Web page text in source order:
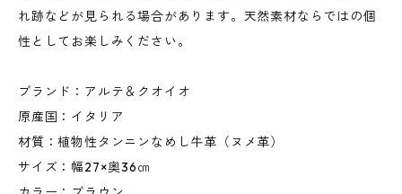
れ跡などが見られる場合があります。天然素材ならではの個
性としてお楽しみください。
ブランド：アルテ＆クオイオ
原産国：イタリア
材質：植物性タンニンなめし牛革（ヌメ革）
サイズ：幅27×奥36㎝